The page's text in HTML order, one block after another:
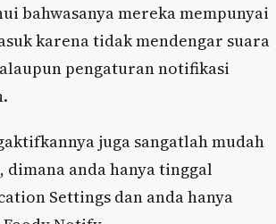
bahwasanya mereka mempunyai
karena tidak mendengar suara
pengaturan notifikasi
juga sangatlah mudah
anda hanya tinggal
Settings dan anda hanya